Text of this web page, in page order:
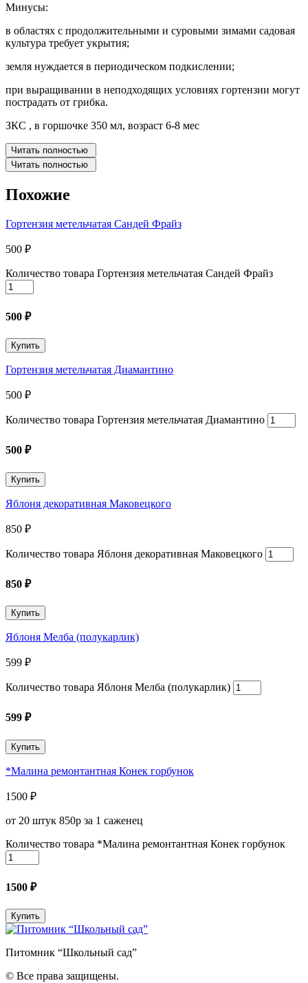
Минусы:
в областях с продолжительными и суровыми зимами садовая
культура требует укрытия;
земля нуждается в периодическом подкислении;
при выращивании в неподходящих условиях гортензии могут
пострадать от грибка.
ЗКС , в горшочке 350 мл, возраст 6-8 мес
Читать полностью
Читать полностью
Похожие
Гортензия метельчатая Сандей Фрайз
500 ₽
Количество товара Гортензия метельчатая Сандей Фрайз
500 ₽
Купить
Гортензия метельчатая Диамантино
500 ₽
Количество товара Гортензия метельчатая Диамантино
500 ₽
Купить
Яблоня декоративная Маковецкого
850 ₽
Количество товара Яблоня декоративная Маковецкого
850 ₽
Купить
Яблоня Мелба (полукарлик)
599 ₽
Количество товара Яблоня Мелба (полукарлик)
599 ₽
Купить
*Малина ремонтантная Конек горбунок
1500 ₽
от 20 штук 850р за 1 саженец
Количество товара *Малина ремонтантная Конек горбунок
1500 ₽
Купить
Питомник “Школьный сад”
© Все права защищены.